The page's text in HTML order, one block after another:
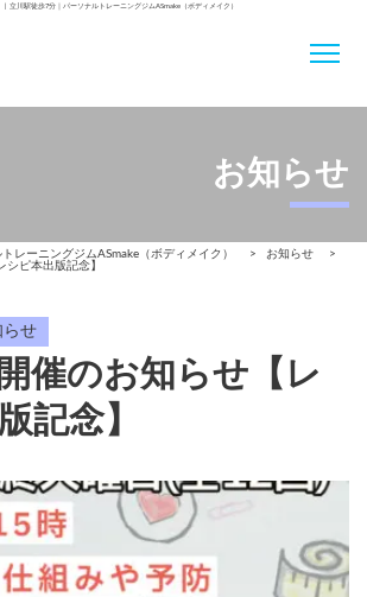
立川駅徒歩7分｜パーソナルトレーニングジムASmake（ボディメイク）
お知らせ
レーニングジムASmake（ボディメイク） > お知らせ
>
ピ本出版記念】
らせ
催のお知らせ【レ
記念】